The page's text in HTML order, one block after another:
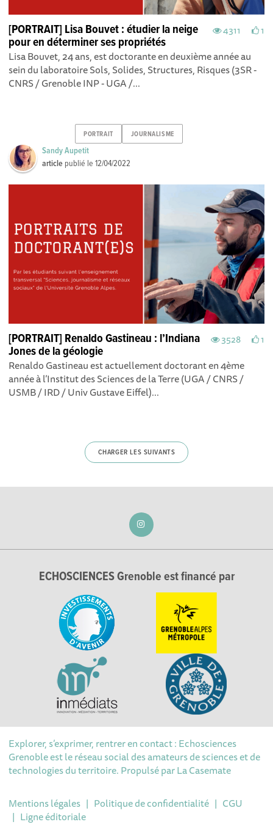
4311 1
[PORTRAIT] Lisa Bouvet : étudier la neige
pour en déterminer ses propriétés
Lisa Bouvet, 24 ans, est doctorante en deuxième année au
sein du laboratoire Sols, Solides, Structures, Risques (3SR -
CNRS / Grenoble INP - UGA /...
PORTRAIT JOURNALISME
Sandy Aupetit
article publié le12/04/2022
3528 1
[PORTRAIT] Renaldo Gastineau : l’Indiana
Jones de la géologie
Renaldo Gastineau est actuellement doctorant en 4ème
année à l’Institut des Sciences de la Terre (UGA / CNRS /
USMB / IRD / Univ Gustave Eiffel)...
CHARGER LES SUIVANTS
ECHOSCIENCES Grenoble est financé par
Explorer, s’exprimer, rentrer en contact : Echosciences
Grenoble est le réseau social des amateurs de sciences et de
technologies du territoire. Propulsé parLa Casemate
Mentions légales | Politique de confidentialité | CGU
| Ligne éditoriale